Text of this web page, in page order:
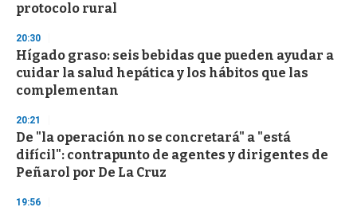
protocolo rural
20:30
Hígado graso: seis bebidas que pueden ayudar a
cuidar la salud hepática y los hábitos que las
complementan
20:21
De "la operación no se concretará" a "está
difícil": contrapunto de agentes y dirigentes de
Peñarol por De La Cruz
19:56